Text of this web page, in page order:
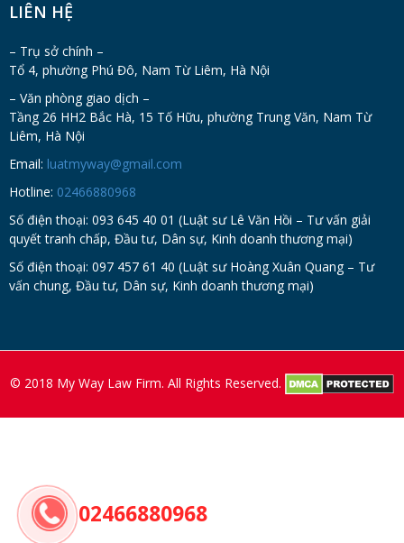
LIÊN HỆ
– Trụ sở chính –
Tổ 4, phường Phú Đô, Nam Từ Liêm, Hà Nội
– Văn phòng giao dịch –
Tầng 26 HH2 Bắc Hà, 15 Tố Hữu, phường Trung Văn, Nam Từ
Liêm, Hà Nội
Email: luatmyway@gmail.com
Hotline: 02466880968
Số điện thoại: 093 645 40 01 (Luật sư Lê Văn Hồi – Tư vấn giải
quyết tranh chấp, Đầu tư, Dân sự, Kinh doanh thương mại)
Số điện thoại: 097 457 61 40 (Luật sư Hoàng Xuân Quang – Tư
vấn chung, Đầu tư, Dân sự, Kinh doanh thương mại)
© 2018 My Way Law Firm. All Rights Reserved.
02466880968